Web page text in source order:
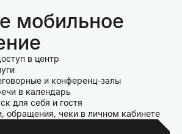
мобильное
в центр
и конференц-залы
в календарь
для себя и гостя
обращения, чеки в личном кабинете